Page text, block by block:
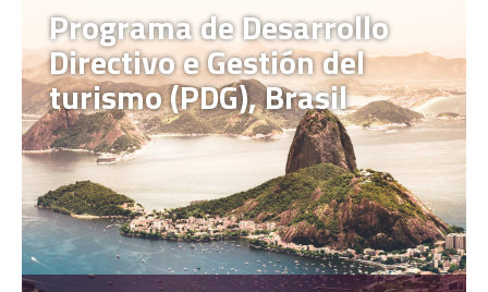
Programa de Desarrollo
Directivo e Gestión del
turismo (PDG), Brasil